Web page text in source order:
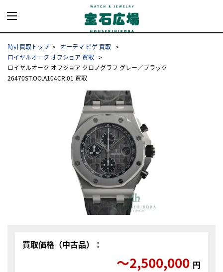
時計買取トップ
オーデマ ピゲ 買取
ロイヤルオーク オフショア 買取
ロイヤルオーク オフショア クロノグラフ グレー／ブラック
26470ST.OO.A104CR.01 買取
買取価格（中古品）：
〜2,500,000 円